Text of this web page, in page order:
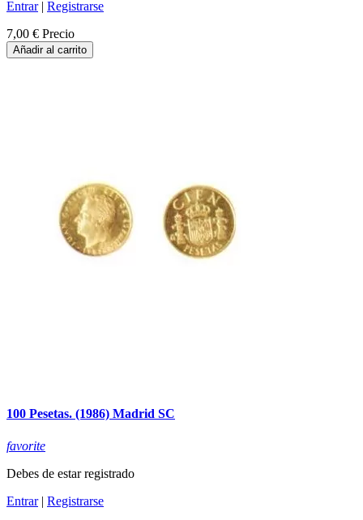
Entrar| Registrarse
7,00 € Precio
Añadir al carrito
100 Pesetas. (1986) Madrid SC
favorite
Debes de estar registrado
Entrar| Registrarse